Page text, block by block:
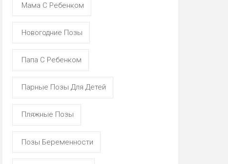
Мама С Ребенком
Новогодние Позы
Папа С Ребенком
Парные Позы Для Детей
Пляжные Позы
Позы Беременности